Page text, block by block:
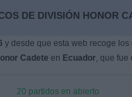
DE DIVISIÓN HONOR
y desde que esta web recoge
Cadete en Ecuador, que fue
20 partidos en abierto